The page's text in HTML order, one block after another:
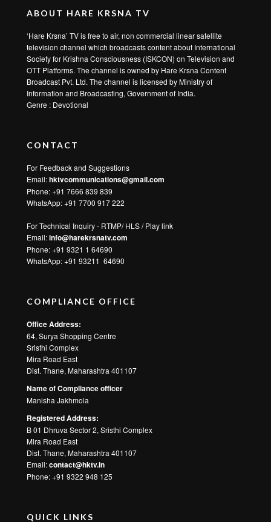
ABOUT HARE KRSNA TV
‘Hare Krsna’ TV is free to air, non commercial linear satellite
television channel which broadcasts content about International
Society for Krishna Consciousness (ISKCON) on Television and
OTT Platforms. The channel is owned by Hare Krsna Content
Broadcast Pvt. Ltd. The channel is licensed by Ministry of
Information and Broadcasting, Government of India.
Genre : Devotional
CONTACT
For Feedback and Suggestions
Email:hktvcommunications@gmail.com
Phone: +91 7666 839 839
WhatsApp:+91 7700 917 222
For Technical Inquiry - RTMP/ HLS / Play link
Email:info@harekrsnatv.com
Phone: +91 9321 1 64690
WhatsApp:+91 93211 64690
COMPLIANCE OFFICE
Office Address:
64, Surya Shopping Centre
Sristhi Complex
Mira Road East
Dist. Thane, Maharashtra 401107
Name of Compliance officer
Manisha Jakhmola
Registered Address:
B 01 Dhruva Sector 2, Sristhi Complex
Mira Road East
Dist. Thane, Maharashtra 401107
Email:contact@hktv.in
Phone: +91 9322 948 125
QUICK LINKS